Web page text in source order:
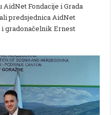
Fondacije i Grada
predsjednica AidNet
i gradonačelnik Ernest